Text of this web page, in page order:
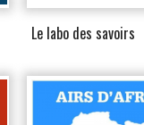
Le labo des savoirs